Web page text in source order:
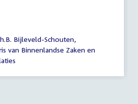
Bijleveld-Schouten,
van Binnenlandse Zaken en